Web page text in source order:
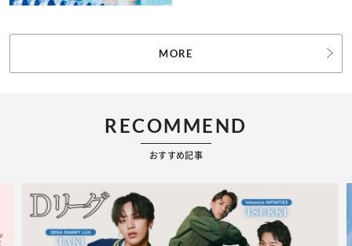
MORE
RECOMMEND
おすすめ記事